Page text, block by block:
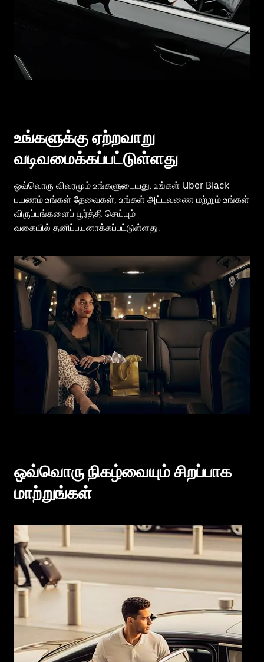
உங்களுக்கு ஏற்றவாறு
வடிவமைக்கப்பட்டுள்ளது
ஒவ்வொரு விவரமும் உங்களுடையது. உங்கள் Uber Black
பயணம் உங்கள் தேவைகள், உங்கள் அட்டவணை மற்றும் உங்கள்
விருப்பங்களைப் பூர்த்தி செய்யும்
வகையில் தனிப்பயனாக்கப்பட்டுள்ளது.
ஒவ்வொரு நிகழ்வையும் சிறப்பாக
மாற்றுங்கள்